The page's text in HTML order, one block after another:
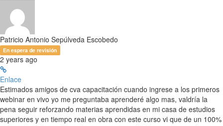
Patricio Antonio Sepúlveda Escobedo
En espera de revisión
2 years ago
Enlace
Estimados amigos de cva capacitación cuando ingrese a los primeros
webinar en vivo yo me preguntaba aprenderé algo mas, valdría la
pena seguir reforzando materias aprendidas en mi casa de estudios
superiores y en tiempo real en obra con este curso vi que de un 100%